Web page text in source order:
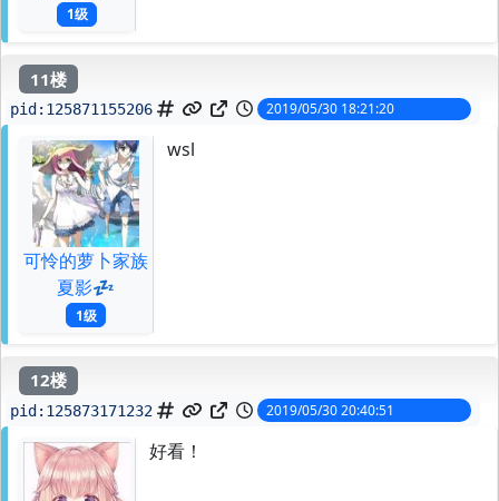
1级
11楼
pid: 125871155206 2019/05/30 18:21:20
可怜的萝卜家族
夏影💤
1级
wsl
12楼
pid: 125873171232 2019/05/30 20:40:51
好看！